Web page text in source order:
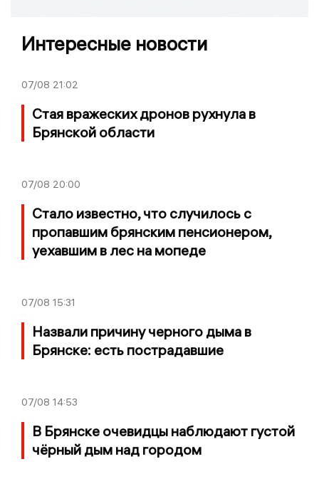
Интересные новости
07/08 21:02
Стая вражеских дронов рухнула в
Брянской области
07/08 20:00
Стало известно, что случилось с
пропавшим брянским пенсионером,
уехавшим в лес на мопеде
07/08 15:31
Назвали причину черного дыма в
Брянске: есть пострадавшие
07/08 14:53
В Брянске очевидцы наблюдают густой
чёрный дым над городом